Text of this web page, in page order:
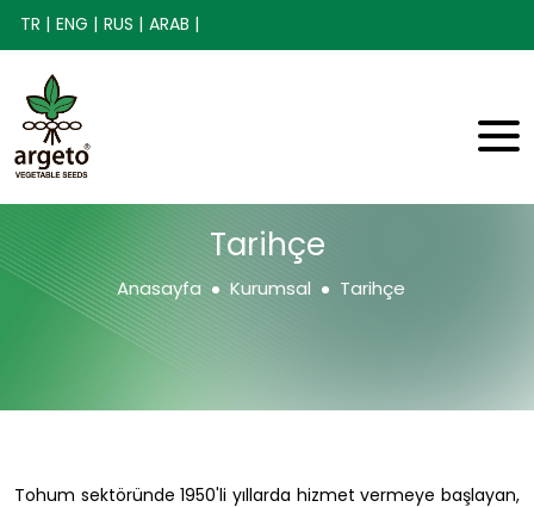
TR | ENG | RUS | ARAB |
Tarihçe
Anasayfa Kurumsal Tarihçe
Tohum sektöründe 1950'li yıllarda hizmet vermeye başlayan,